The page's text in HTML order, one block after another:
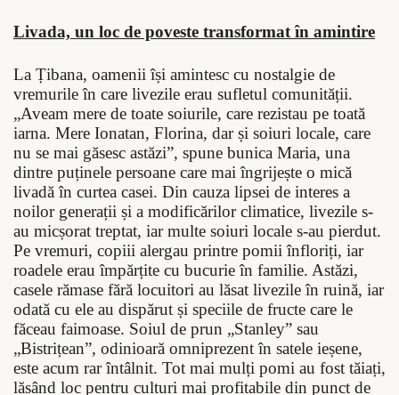
Livada, un loc de poveste transformat în amintire
La Țibana, oamenii își amintesc cu nostalgie de
vremurile în care livezile erau sufletul comunității.
„Aveam mere de toate soiurile, care rezistau pe toată
iarna. Mere Ionatan, Florina, dar și soiuri locale, care
nu se mai găsesc astăzi”, spune bunica Maria, una
dintre puținele persoane care mai îngrijește o mică
livadă în curtea casei. Din cauza lipsei de interes a
noilor generații și a modificărilor climatice, livezile s-
au micșorat treptat, iar multe soiuri locale s-au pierdut.
Pe vremuri, copiii alergau printre pomii înfloriți, iar
roadele erau împărțite cu bucurie în familie. Astăzi,
casele rămase fără locuitori au lăsat livezile în ruină, iar
odată cu ele au dispărut și speciile de fructe care le
făceau faimoase. Soiul de prun „Stanley” sau
„Bistrițean”, odinioară omniprezent în satele ieșene,
este acum rar întâlnit. Tot mai mulți pomi au fost tăiați,
lăsând loc pentru culturi mai profitabile din punct de